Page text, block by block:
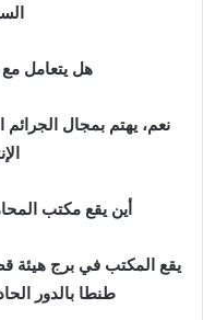
هل يتعامل مع
نعم، يهتم بمجال الجرائم
أين يقع مكتب
يقع المكتب في برج هيئة
طنطا بالدور